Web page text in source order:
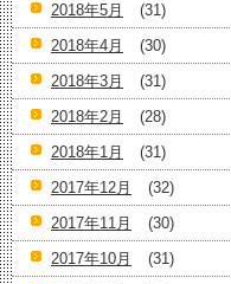
2018年5月
(31)
2018年4月
(30)
2018年3月
(31)
2018年2月
(28)
2018年1月
(31)
2017年12月
(32)
2017年11月
(30)
2017年10月
(31)